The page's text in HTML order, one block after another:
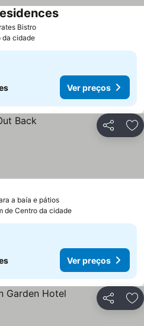
Bistro
da cidade
Ver preços
Partilhar
a baía e pátios
de Centro da cidade
Ver preços
Partilhar